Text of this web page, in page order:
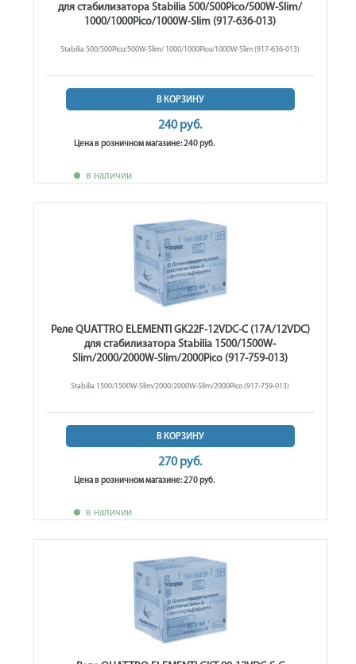
для стабилизатора Stabilia 500/500Pico/500W-Slim/
1000/1000Pico/1000W-Slim (917-636-013)
Stabilia 500/500Pico/500W-Slim/ 1000/1000Pico/1000W-Slim (917-636-013)
В КОРЗИНУ
240 руб.
Цена в розничном магазине: 240 руб.
в наличии
Реле QUATTRO ELEMENTI GK22F-12VDC-C (17A/12VDC)
для стабилизатора Stabilia 1500/1500W-
Slim/2000/2000W-Slim/2000Pico (917-759-013)
Stabilia 1500/1500W-Slim/2000/2000W-Slim/2000Pico (917-759-013)
В КОРЗИНУ
270 руб.
Цена в розничном магазине: 270 руб.
в наличии